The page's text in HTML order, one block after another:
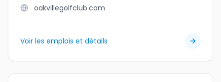
oakvillegolfclub.com
Voir les emplois et détails